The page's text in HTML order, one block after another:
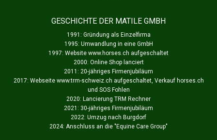
GESCHICHTE DER MATILE GMBH
1991: Gründung als Einzelfirma
1995: Umwandlung in eine GmbH
1997: Website www.horses.ch aufgeschaltet
2000: Online Shop lanciert
2011: 20-jähriges Firmenjubiläum
2017: Webseite www.trm-schweiz.ch aufgeschaltet, Verkauf horses.ch
und SOS Fohlen
2020: Lancierung TRM Rechner
2021: 30-jähriges Firmenjubiläum
2022: Umzug nach Burgdorf
2024: Anschluss an die " Equine Care Group"